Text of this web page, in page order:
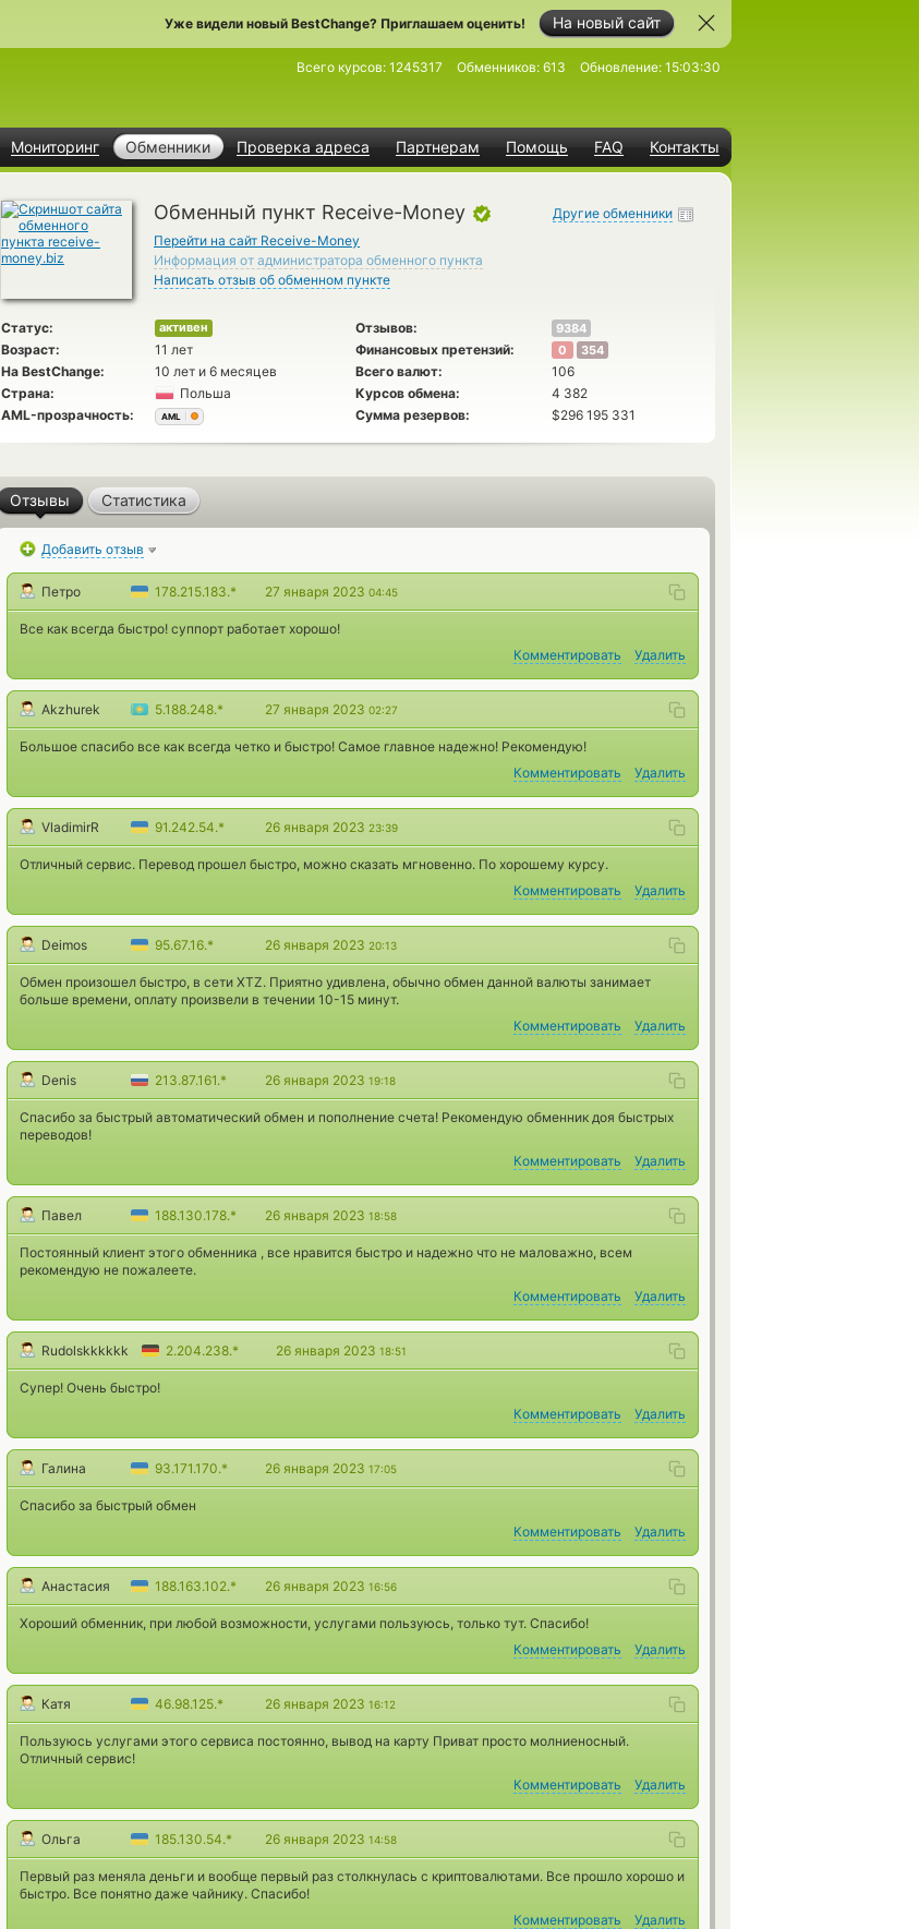
На новый сайт
Уже видели новый BestChange? Приглашаем оценить!
Мониторинг Обменники Проверка адреса Партнерам Помощь FAQ Контакты
Всего курсов: 1245317 Обменников: 613 Обновление: 15:03:30
Обменный пункт Receive-Money
Перейти на сайт Receive-Money
Информация от администратора обменного пункта
Написать отзыв об обменном пункте
Другие обменники
Статус: активен Отзывов: 9384
Возраст: 11 лет Финансовых претензий: 0 354
На BestChange: 10 лет и 6 месяцев Всего валют:
106
Страна:
Польша Курсов обмена:
4 382
AML-прозрачность:
AML Сумма резервов: $296 195 331
Отзывы Статистика
Добавить отзыв
Петро 178.215.183.* 27 января 2023 04:45
Все как всегда быстро! суппорт работает хорошо!
Комментировать
Удалить
Akzhurek 5.188.248.* 27 января 2023 02:27
Большое спасибо все как всегда четко и быстро! Самое главное надежно! Рекомендую!
Комментировать
Удалить
VladimirR 91.242.54.* 26 января 2023 23:39
Отличный сервис. Перевод прошел быстро, можно сказать мгновенно. По хорошему курсу.
Комментировать
Удалить
Deimos 95.67.16.* 26 января 2023 20:13
Обмен произошел быстро, в сети XTZ. Приятно удивлена, обычно обмен данной валюты занимает
больше времени, оплату произвели в течении 10-15 минут.
Комментировать
Удалить
Denis 213.87.161.* 26 января 2023 19:18
Спасибо за быстрый автоматический обмен и пополнение счета! Рекомендую обменник доя быстрых
переводов!
Комментировать
Удалить
Павел 188.130.178.* 26 января 2023 18:58
Постоянный клиент этого обменника , все нравится быстро и надежно что не маловажно, всем
рекомендую не пожалеете.
Комментировать
Удалить
Rudolskkkkkk 2.204.238.* 26 января 2023 18:51
Супер! Очень быстро!
Комментировать
Удалить
Галинa 93.171.170.* 26 января 2023 17:05
Спасибо за быстрый обмен
Комментировать
Удалить
Анастасия 188.163.102.* 26 января 2023 16:56
Хороший обменник, при любой возможности, услугами пользуюсь, только тут. Спасибо!
Комментировать
Удалить
Катя 46.98.125.* 26 января 2023 16:12
Пользуюсь услугами этого сервиса постоянно, вывод на карту Приват просто молниеносный.
Отличный сервис!
Комментировать
Удалить
Ольга 185.130.54.* 26 января 2023 14:58
Первый раз меняла деньги и вообще первый раз столкнулась с криптовалютами. Все прошло хорошо и
быстро. Все понятно даже чайнику. Спасибо!
Комментировать
Удалить